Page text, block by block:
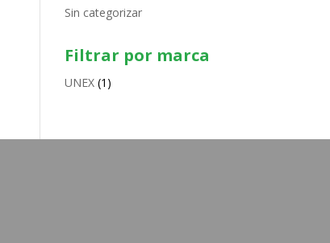
Sin categorizar
Filtrar por marca
UNEX (1)